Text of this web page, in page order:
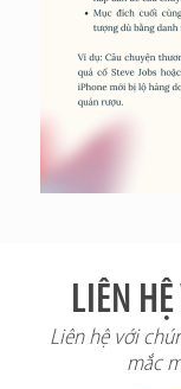
LIÊN
Liên hệ với
mắc